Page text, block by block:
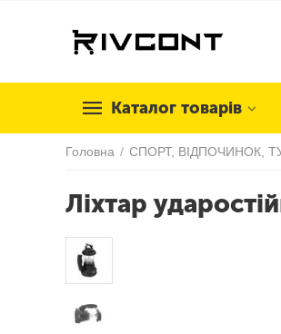
Каталог товарів
Головна / СПОРТ, ВІДПОЧИНОК,
Ліхтар